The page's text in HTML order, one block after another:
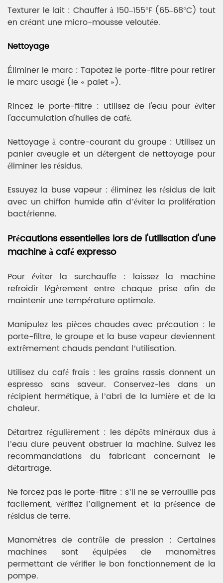
Texturer le lait : Chauffer à 150–155°F (65–68°C) tout
en créant une micro-mousse veloutée.
Nettoyage
Éliminer le marc : Tapotez le porte-filtre pour retirer
le marc usagé (le « palet »).
Rincez le porte-filtre : utilisez de l'eau pour éviter
l'accumulation d'huiles de café.
Nettoyage à contre-courant du groupe : Utilisez un
panier aveugle et un détergent de nettoyage pour
éliminer les résidus.
Essuyez la buse vapeur : éliminez les résidus de lait
avec un chiffon humide afin d’éviter la prolifération
bactérienne.
Précautions essentielles lors de l'utilisation d'une
machine à café expresso
Pour éviter la surchauffe : laissez la machine
refroidir légèrement entre chaque prise afin de
maintenir une température optimale.
Manipulez les pièces chaudes avec précaution : le
porte-filtre, le groupe et la buse vapeur deviennent
extrêmement chauds pendant l’utilisation.
Utilisez du café frais : les grains rassis donnent un
espresso sans saveur. Conservez-les dans un
récipient hermétique, à l’abri de la lumière et de la
chaleur.
Détartrez régulièrement : les dépôts minéraux dus à
l’eau dure peuvent obstruer la machine. Suivez les
recommandations du fabricant concernant le
détartrage.
Ne forcez pas le porte-filtre : s’il ne se verrouille pas
facilement, vérifiez l’alignement et la présence de
résidus de terre.
Manomètres de contrôle de pression : Certaines
machines sont équipées de manomètres
permettant de vérifier le bon fonctionnement de la
pompe.